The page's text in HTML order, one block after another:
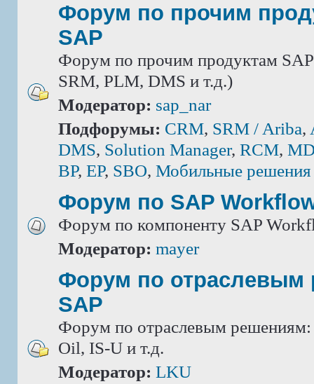
Форум по прочим
SAP
Форум по прочим продуктам
SRM, PLM, DMS и т.д.)
Модератор: sap_nar
Подфорумы: CRM, SRM / Ariba,
DMS, Solution Manager, RCM,
BP, EP, SBO, Мобильные решения
Форум по SAP
Форум по компоненту SAP
Модератор: mayer
Форум по отраслевым
SAP
Форум по отраслевым
Oil, IS-U и т.д.
Модератор: LKU